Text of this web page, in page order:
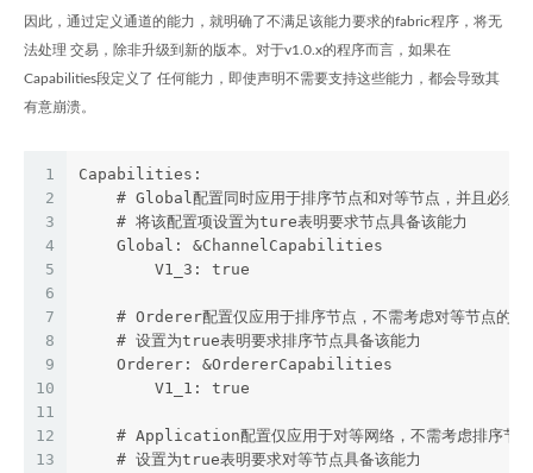
因此，通过定义通道的能力，就明确了不满足该能力要求的fabric程序，将无
法处理 交易，除非升级到新的版本。对于v1.0.x的程序而言，如果在
Capabilities段定义了 任何能力，即使声明不需要支持这些能力，都会导致其
有意崩溃。
1
2
3
4
5
6
7
8
9
10
11
12
13
Capabilities:
# Global配置同时应用于排序节点和对等节点，并且必须
    # 将该配置项设置为ture表明要求节点具备该能力
    Global: &ChannelCapabilities
        V1_3: true
# Orderer配置仅应用于排序节点，不需考虑对等节点的升
    # 设置为true表明要求排序节点具备该能力
    Orderer: &OrdererCapabilities
        V1_1: true
# Application配置仅应用于对等网络，不需考虑排序节点
    # 设置为true表明要求对等节点具备该能力